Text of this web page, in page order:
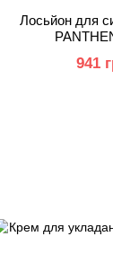
Лосьйон для
941